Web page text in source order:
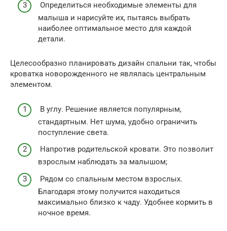
Определиться необходимые элементы для
малыша и нарисуйте их, пытаясь выбрать
наиболее оптимальное место для каждой
детали.
Целесообразно планировать дизайн спальни так, чтобы
кроватка новорожденного не являлась центральным
элементом.
В углу. Решение является популярным,
стандартным. Нет шума, удобно ограничить
поступление света.
Напротив родительской кровати. Это позволит
взрослым наблюдать за малышом;
Рядом со спальным местом взрослых.
Благодаря этому получится находиться
максимально близко к чаду. Удобнее кормить в
ночное время.